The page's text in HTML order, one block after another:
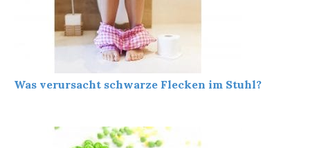
Was verursacht schwarze Flecken im Stuhl?